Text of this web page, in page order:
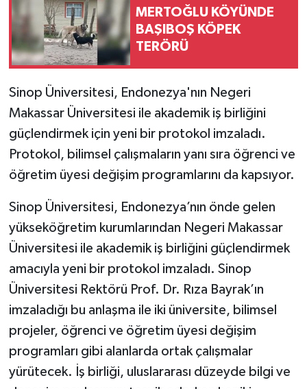
MERTOĞLU KÖYÜNDE
BAŞIBOŞ KÖPEK
TERÖRÜ
Sinop Üniversitesi, Endonezya'nın Negeri
Makassar Üniversitesi ile akademik iş birliğini
güçlendirmek için yeni bir protokol imzaladı.
Protokol, bilimsel çalışmaların yanı sıra öğrenci ve
öğretim üyesi değişim programlarını da kapsıyor.
Sinop Üniversitesi, Endonezya’nın önde gelen
yükseköğretim kurumlarından Negeri Makassar
Üniversitesi ile akademik iş birliğini güçlendirmek
amacıyla yeni bir protokol imzaladı. Sinop
Üniversitesi Rektörü Prof. Dr. Rıza Bayrak’ın
imzaladığı bu anlaşma ile iki üniversite, bilimsel
projeler, öğrenci ve öğretim üyesi değişim
programları gibi alanlarda ortak çalışmalar
yürütecek. İş birliği, uluslararası düzeyde bilgi ve